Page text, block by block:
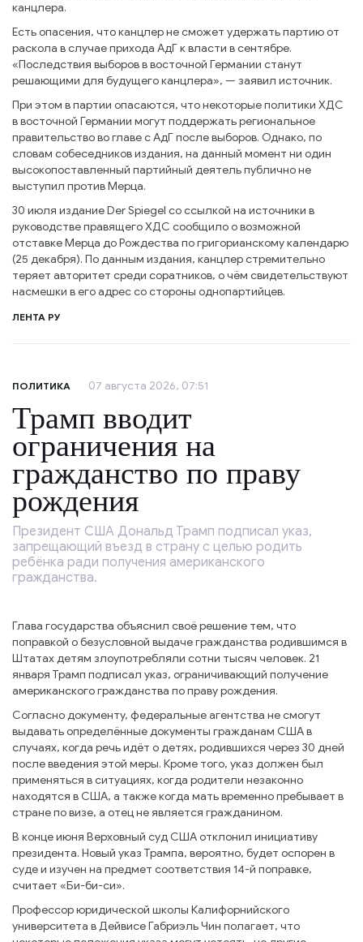
канцлера.
Есть опасения, что канцлер не сможет удержать партию от
раскола в случае прихода АдГ к власти в сентябре.
«Последствия выборов в восточной Германии станут
решающими для будущего канцлера», — заявил источник.
При этом в партии опасаются, что некоторые политики ХДС
в восточной Германии могут поддержать региональное
правительство во главе с АдГ после выборов. Однако, по
словам собеседников издания, на данный момент ни один
высокопоставленный партийный деятель публично не
выступил против Мерца.
30 июля издание Der Spiegel со ссылкой на источники в
руководстве правящего ХДС сообщило о возможной
отставке Мерца до Рождества по григорианскому календарю
(25 декабря). По данным издания, канцлер стремительно
теряет авторитет среди соратников, о чём свидетельствуют
насмешки в его адрес со стороны однопартийцев.
ЛЕНТА РУ
ПОЛИТИКА 07 августа 2026, 07:51
Трамп вводит
ограничения на
гражданство по праву
рождения
Президент США Дональд Трамп подписал указ,
запрещающий въезд в страну с целью родить
ребёнка ради получения американского
гражданства.
Глава государства объяснил своё решение тем, что
поправкой о безусловной выдаче гражданства родившимся в
Штатах детям злоупотребляли сотни тысяч человек. 21
января Трамп подписал указ, ограничивающий получение
американского гражданства по праву рождения.
Согласно документу, федеральные агентства не смогут
выдавать определённые документы гражданам США в
случаях, когда речь идёт о детях, родившихся через 30 дней
после введения этой меры. Кроме того, указ должен был
применяться в ситуациях, когда родители незаконно
находятся в США, а также когда мать временно пребывает в
стране по визе, а отец не является гражданином.
В конце июня Верховный суд США отклонил инициативу
президента. Новый указ Трампа, вероятно, будет оспорен в
суде и изучен на предмет соответствия 14-й поправке,
считает «Би-би-си».
Профессор юридической школы Калифорнийского
университета в Дейвисе Габриэль Чин полагает, что